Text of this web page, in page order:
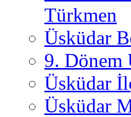
Türkmen
Üsküdar
9. Dönem
Üsküdar
Üsküdar